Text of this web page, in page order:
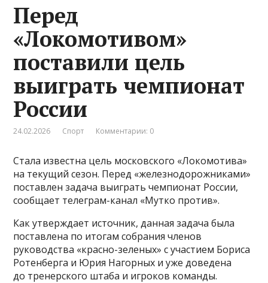
Перед
«Локомотивом»
поставили цель
выиграть чемпионат
России
24.02.2026 Спорт Комментарии: 0
Стала известна цель московского «Локомотива»
на текущий сезон. Перед «железнодорожниками»
поставлен задача выиграть чемпионат России,
сообщает телеграм-канал «Мутко против».
Как утверждает источник, данная задача была
поставлена по итогам собрания членов
руководства «красно-зеленых» с участием Бориса
Ротенберга и Юрия Нагорных и уже доведена
до тренерского штаба и игроков команды.